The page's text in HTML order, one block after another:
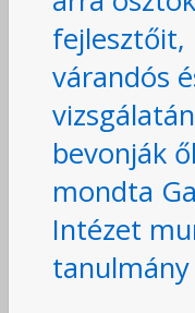
fejlesztőit,
várandós
bevonják
mondta
Intézet